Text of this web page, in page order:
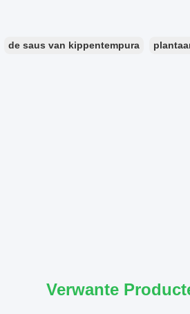
de saus van kippentempura
Verwante